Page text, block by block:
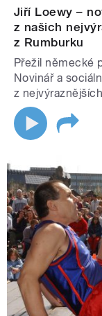
Jiří Loewy –
z našich
z Rumburku
Přežil německé
Novinář a
z